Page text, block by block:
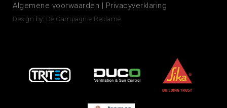
Algemene voorwaarden | Privacyverklaring
Design by: De Campagnie Reclame